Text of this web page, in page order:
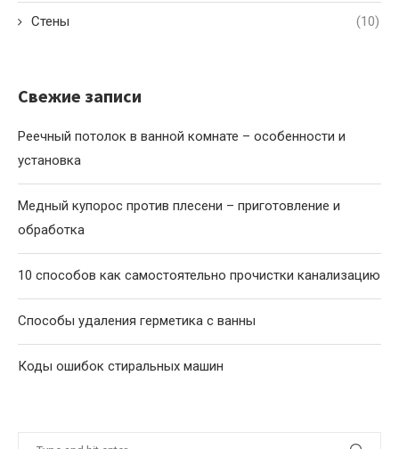
Стены (10)
Свежие записи
Реечный потолок в ванной комнате – особенности и
установка
Медный купорос против плесени – приготовление и
обработка
10 способов как самостоятельно прочистки канализацию
Способы удаления герметика с ванны
Коды ошибок стиральных машин